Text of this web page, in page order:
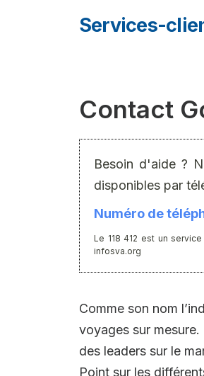
Services-
Contact
Besoin d'aide ?
disponibles par
Numéro de
Le 118 412 est un
infosva.org
Comme son nom
voyages sur mesure.
des leaders sur le
Point sur les